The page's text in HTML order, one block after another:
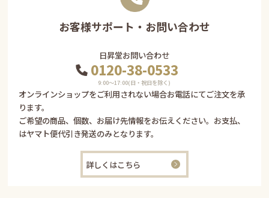
お客様サポート・お問い合わせ
日昇堂お問い合わせ
0120-38-0533
9:00〜17:00(日・祝日を除く)
オンラインショップをご利用されない場合お電話にてご注文を承
ります。
ご希望の商品、個数、お届け先情報をお伝えください。お支払、
はヤマト便代引き発送のみとなります。
詳しくはこちら